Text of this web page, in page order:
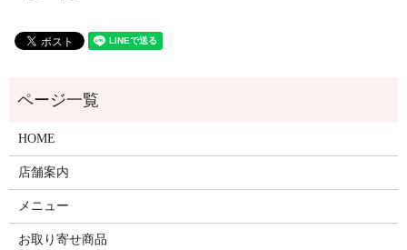
HOME
店舗案内
メニュー
お取り寄せ商品